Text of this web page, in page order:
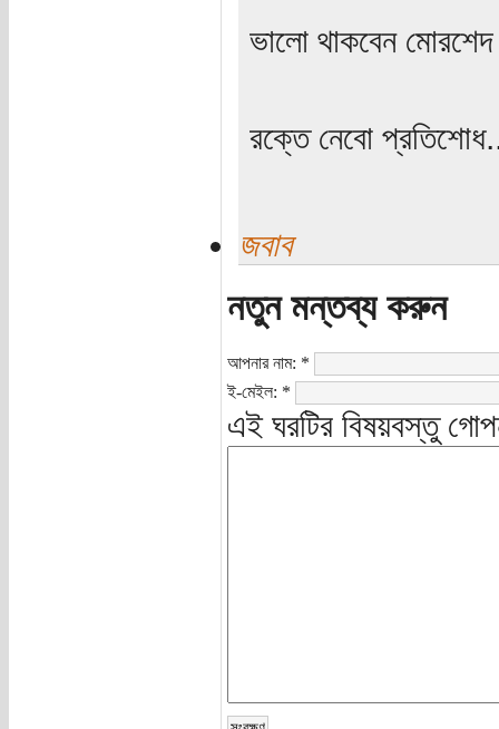
ভালো থাকবেন
রক্তে নেবো
জবাব
নতুন মন্তব্য করুন
আপনার নাম: *
ই-মেইল: *
এই ঘরটির বিষয়বস্তু